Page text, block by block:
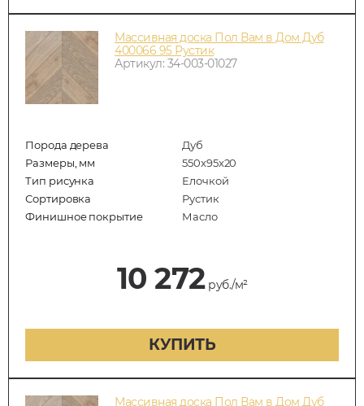
Массивная доска Пол Вам в Дом Дуб
400066 95 Рустик
Артикул: 34-003-01027
Порода дерева
Дуб
Размеры, мм
550x95x20
Тип рисунка
Елочкой
Сортировка
Рустик
Финишное покрытие
Масло
10 272руб./м²
КУПИТЬ
Массивная доска Пол Вам в Дом Дуб